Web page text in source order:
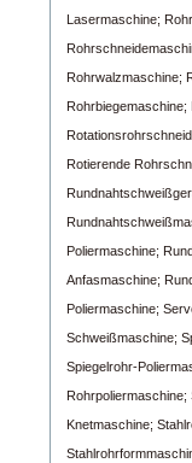
Lasermaschine;
Rohrwalzmaschine;
Rohrbiegemaschine;
Rotierende
Poliermaschine;
Anfasmaschine;
Poliermaschine;
Schweißmaschine;
Spiegelrohr-
Rohrpoliermaschine;
Knetmaschine;